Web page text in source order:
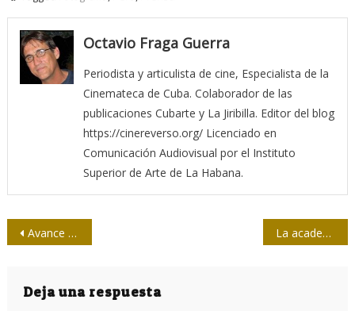
Octavio Fraga Guerra
Periodista y articulista de cine, Especialista de la
Cinemateca de Cuba. Colaborador de las
publicaciones Cubarte y La Jiribilla. Editor del blog
https://cinereverso.org/ Licenciado en
Comunicación Audiovisual por el Instituto
Superior de Arte de La Habana.
Navegación
entradas
Avance cuántico podría revolucionar la informática La academia y los profesionales de la prensa deben estrechar vínculos
Deja una respuesta